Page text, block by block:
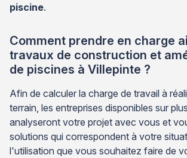
piscine.
Comment prendre en charge
travaux de construction et
de piscines à Villepinte ?
Afin de calculer la charge de travail à
terrain, les entreprises disponibles sur
analyseront votre projet avec vous et
solutions qui correspondent à votre
l'utilisation que vous souhaitez faire de